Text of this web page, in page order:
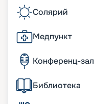
Солярий
Медпункт
Конференц-зал
Библиотека